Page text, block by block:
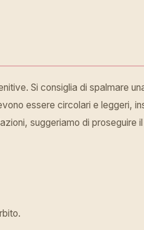
Si consiglia di spalmare
essere circolari e leggeri,
suggeriamo di proseguire